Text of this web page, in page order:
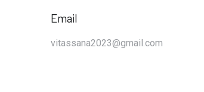
Email
vitassana2023@gmail.com